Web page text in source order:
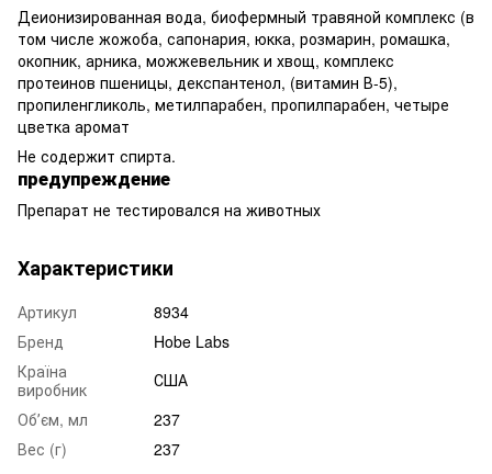
Деионизированная вода, биофермный травяной комплекс (в
том числе жожоба, сапонария, юкка, розмарин, ромашка,
окопник, арника, можжевельник и хвощ, комплекс
протеинов пшеницы, декспантенол, (витамин В-5),
пропиленгликоль, метилпарабен, пропилпарабен, четыре
цветка аромат
Не содержит спирта.
предупреждение
Препарат не тестировался на животных
Характеристики
Артикул
8934
Бренд
Hobe Labs
Країна
виробник
США
Обʼєм, мл
237
Вес (г)
237